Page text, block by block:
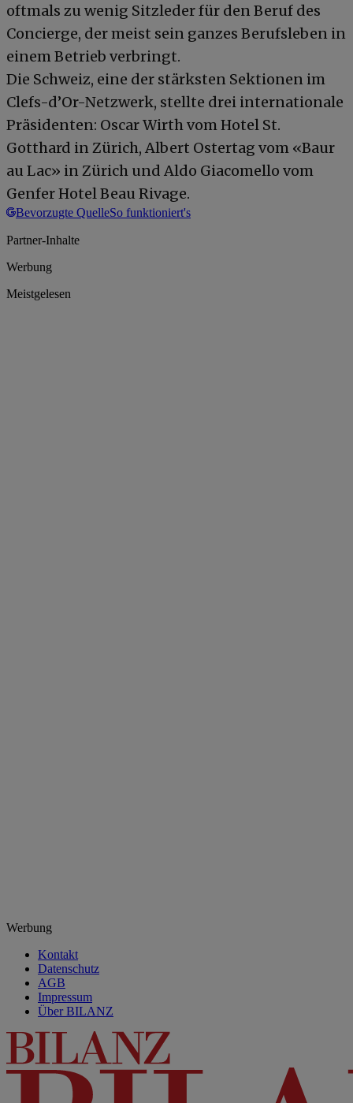
oftmals zu wenig Sitzleder für den Beruf des
Concierge, der meist sein ganzes Berufsleben in
einem Betrieb verbringt.
Die Schweiz, eine der stärksten Sektionen im
Clefs-d’Or-Netzwerk, stellte drei internationale
Präsidenten: Oscar Wirth vom Hotel St.
Gotthard in Zürich, Albert Ostertag vom «Baur
au Lac» in Zürich und Aldo Giacomello vom
Genfer Hotel Beau Rivage.
Bevorzugte QuelleSo funktioniert's
Partner-Inhalte
Werbung
Meistgelesen
Werbung
Kontakt
Datenschutz
AGB
Impressum
Über BILANZ